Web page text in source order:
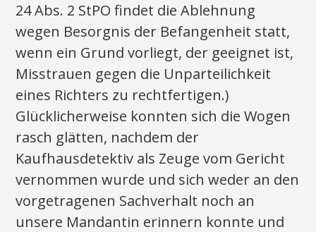
24 Abs. 2 StPO findet die Ablehnung
wegen Besorgnis der Befangenheit statt,
wenn ein Grund vorliegt, der geeignet ist,
Misstrauen gegen die Unparteilichkeit
eines Richters zu rechtfertigen.)
Glücklicherweise konnten sich die Wogen
rasch glätten, nachdem der
Kaufhausdetektiv als Zeuge vom Gericht
vernommen wurde und sich weder an den
vorgetragenen Sachverhalt noch an
unsere Mandantin erinnern konnte und